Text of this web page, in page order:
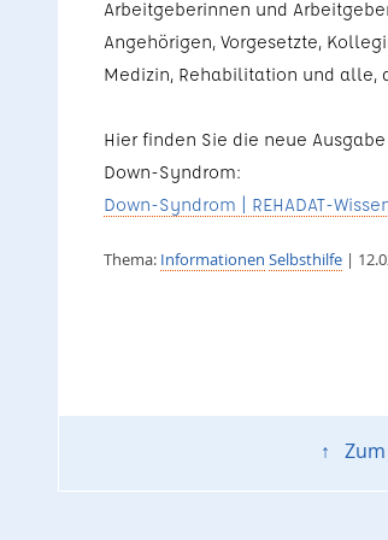
Arbeitgeberinnen und
Angehörigen, Vorgesetzte,
Medizin, Rehabilitation und alle,
Hier finden Sie die neue Ausgabe
Down-Syndrom:
Down-Syndrom | REHADAT-
Thema: Informationen Selbsthilfe|
↑